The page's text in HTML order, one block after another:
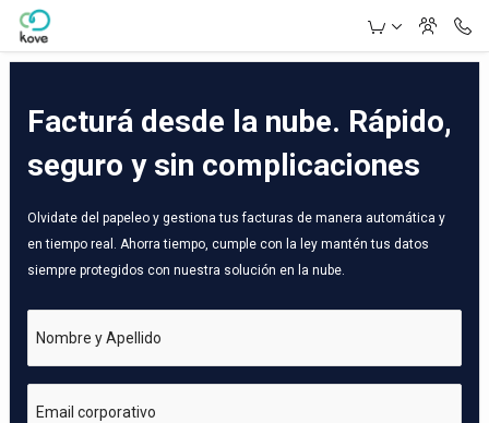
Skip to Main Content
Facturá desde la nube. Rápido,
seguro y sin complicaciones
Olvidate del papeleo y gestiona tus facturas de manera automática y
en tiempo real. Ahorra tiempo, cumple con la ley mantén tus datos
siempre protegidos con nuestra solución en la nube.
Nombre y Apellido
Email corporativo